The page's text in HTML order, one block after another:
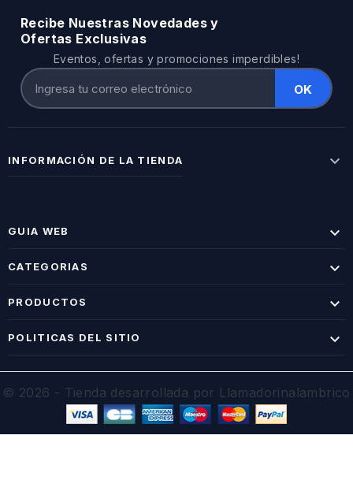
Recibe Nuestras Novedades y
Ofertas Exclusivas
Eventos, ofertas y promociones imperdibles!
INFORMACIÓN DE LA TIENDA 
GUIA WEB 
CATEGORIAS 
PRODUCTOS 
POLITICAS DEL SITIO 
© 2026 - Tienda desarrollada por Llamadorinalambrico